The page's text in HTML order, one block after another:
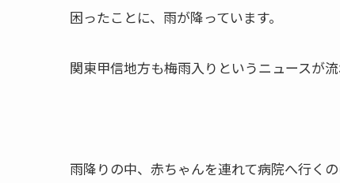
困ったことに、雨が降っています。
関東甲信地方も梅雨入りというニュースが流
雨降りの中、赤ちゃんを連れて病院へ行く